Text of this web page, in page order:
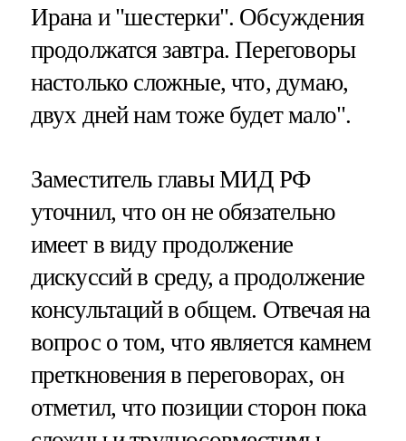
Ирана и "шестерки". Обсуждения
продолжатся завтра. Переговоры
настолько сложные, что, думаю,
двух дней нам тоже будет мало".
Заместитель главы МИД РФ
уточнил, что он не обязательно
имеет в виду продолжение
дискуссий в среду, а продолжение
консультаций в общем. Отвечая на
вопрос о том, что является камнем
преткновения в переговорах, он
отметил, что позиции сторон пока